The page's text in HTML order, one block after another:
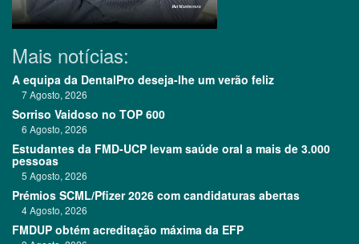
Mais notícias:
A equipa da DentalPro deseja-lhe um verão feliz
7 Agosto, 2026
Sorriso Vaidoso no TOP 600
6 Agosto, 2026
Estudantes da FMD-UCP levam saúde oral a mais de 3.000
pessoas
5 Agosto, 2026
Prémios SCML/Pfizer 2026 com candidaturas abertas
4 Agosto, 2026
FMDUP obtém acreditação máxima da EFP